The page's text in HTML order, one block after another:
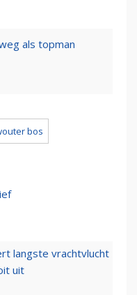
als topman
bos
langste vrachtvlucht
uit